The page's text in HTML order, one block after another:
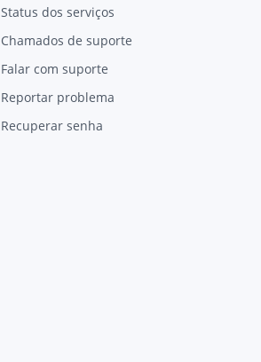
Status dos serviços
Chamados de suporte
Falar com suporte
Reportar problema
Recuperar senha